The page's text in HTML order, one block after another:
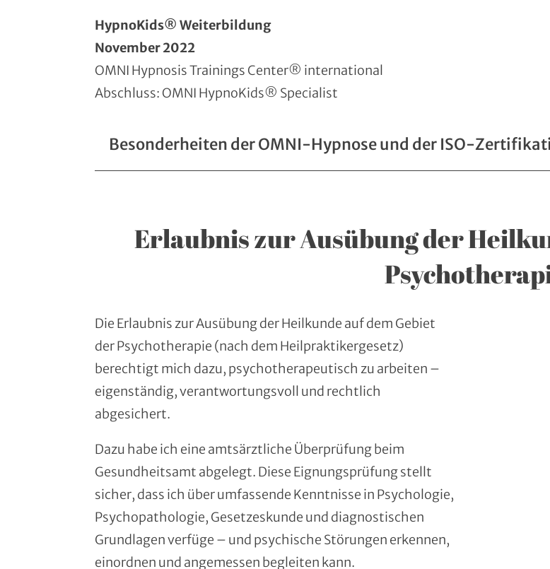
HypnoKids® Weiterbildung
November 2022
OMNI Hypnosis Trainings Center® international
Abschluss: OMNI HypnoKids® Specialist
Besonderheiten der OMNI-Hypnose und der ISO-
Erlaubnis zur Ausübung der
Die Erlaubnis zur Ausübung der Heilkunde auf dem Gebiet
der Psychotherapie (nach dem Heilpraktikergesetz)
berechtigt mich dazu, psychotherapeutisch zu arbeiten –
eigenständig, verantwortungsvoll und rechtlich
abgesichert.
Dazu habe ich eine amtsärztliche Überprüfung beim
Gesundheitsamt abgelegt. Diese Eignungsprüfung stellt
sicher, dass ich über umfassende Kenntnisse in Psychologie,
Psychopathologie, Gesetzeskunde und diagnostischen
Grundlagen verfüge – und psychische Störungen erkennen,
einordnen und angemessen begleiten kann.